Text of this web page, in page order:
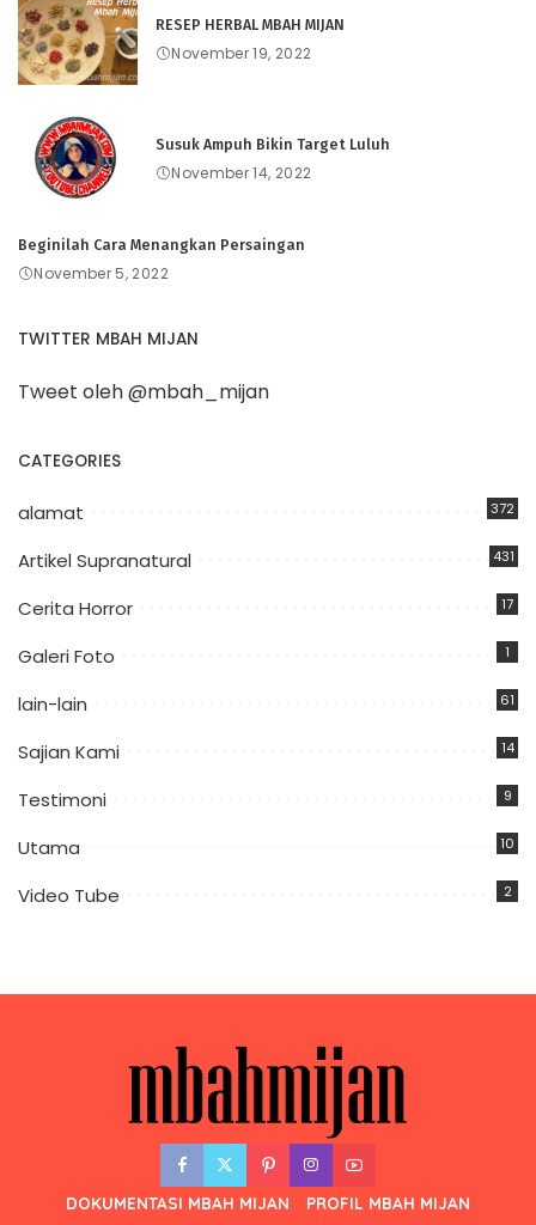
RESEP HERBAL MBAH MIJAN
November 19, 2022
Susuk Ampuh Bikin Target Luluh
November 14, 2022
Beginilah Cara Menangkan Persaingan
November 5, 2022
TWITTER MBAH MIJAN
Tweet oleh @mbah_mijan
CATEGORIES
alamat 372
Artikel Supranatural 431
Cerita Horror 17
Galeri Foto 1
lain-lain 61
Sajian Kami 14
Testimoni 9
Utama 10
Video Tube 2
DOKUMENTASI MBAH MIJAN
PROFIL MBAH MIJAN